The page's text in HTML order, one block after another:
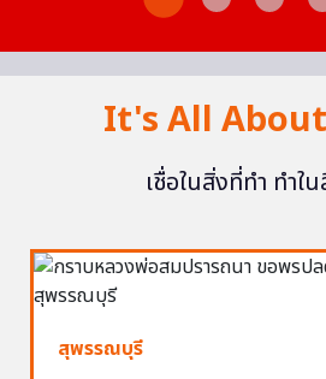
It's All
เชื่อในสิ่งที่ทำ ทำใ
สุพรรณบุรี